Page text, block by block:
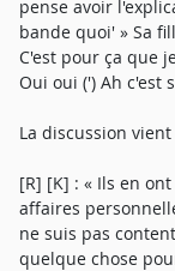
pense avoir
bande quoi' » Sa
C'est pour ça que
Oui oui (') Ah c'est
La discussion
[R] [K] : « Ils en
affaires
ne suis pas
quelque chose